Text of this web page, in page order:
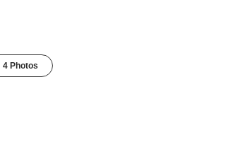
4 Photos